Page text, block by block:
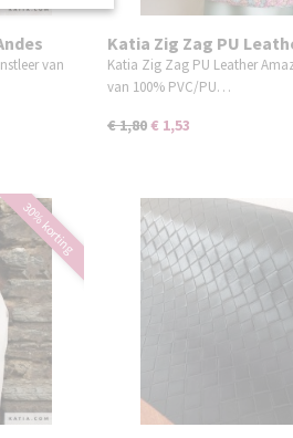
van
Katia Zig Zag PU
Katia Zig Zag PU Leather
van 100% PVC/PU…
€ 1,80€ 1,53
30% korting